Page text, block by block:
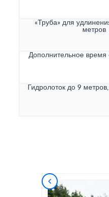
«Труба» для
метров
Дополнительное
Гидролоток до 9